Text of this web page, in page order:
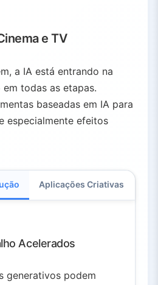
e TV
a IA está entrando na
todas as etapas.
baseadas em IA para
especialmente efeitos
Aplicações Criativas
Acelerados
generativos podem